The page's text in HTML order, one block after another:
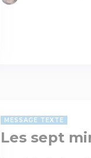
MESSAGE TEXTE
Les sept